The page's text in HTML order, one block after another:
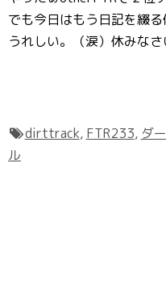
でも今日はもう日記を綴
うれしい。（涙）休みなさ
dirttrack, FTR233, ダ
ル